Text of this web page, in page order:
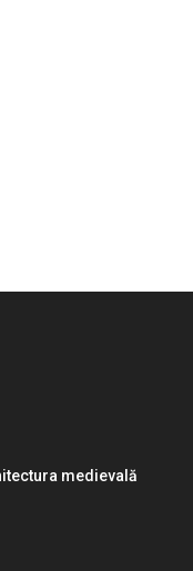
medievală